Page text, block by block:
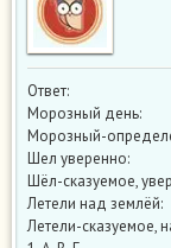
Ответ:
Морозный день:
Морозный-
Шел уверенно:
Шёл-сказуемое,
Летели над землёй:
Летели-сказуемое,